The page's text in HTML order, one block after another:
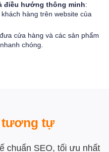
điều hướng thông minh:
hàng trên website của
cửa hàng và các sản phẩm
chóng.
tương tự
chuẩn SEO, tối ưu nhất